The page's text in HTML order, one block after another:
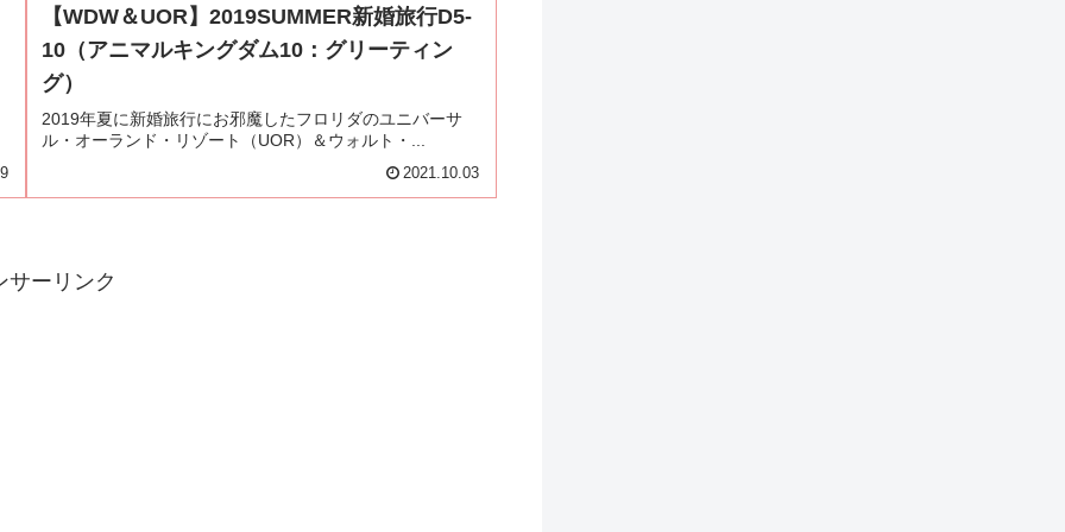
【WDW＆UOR】2019SUMMER新婚旅行D5-
10（アニマルキングダム10：グリーティン
グ）
2019年夏に新婚旅行にお邪魔したフロリダのユニバーサ
ル・オーランド・リゾート（UOR）＆ウォルト・...
2021.10.03
サーリンク